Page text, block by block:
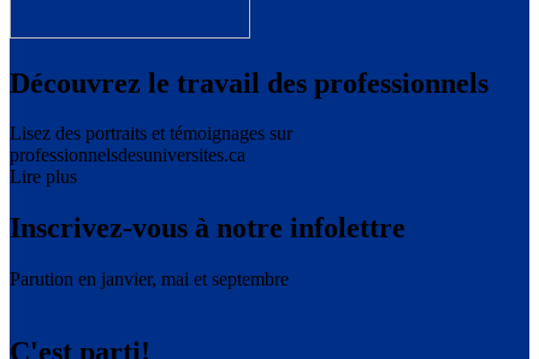
Découvrez le travail des professionnels
Lisez des portraits et témoignages sur
professionnelsdesuniversites.ca
Lire plus
Inscrivez-vous à notre infolettre
Parution en janvier, mai et septembre
C'est parti!